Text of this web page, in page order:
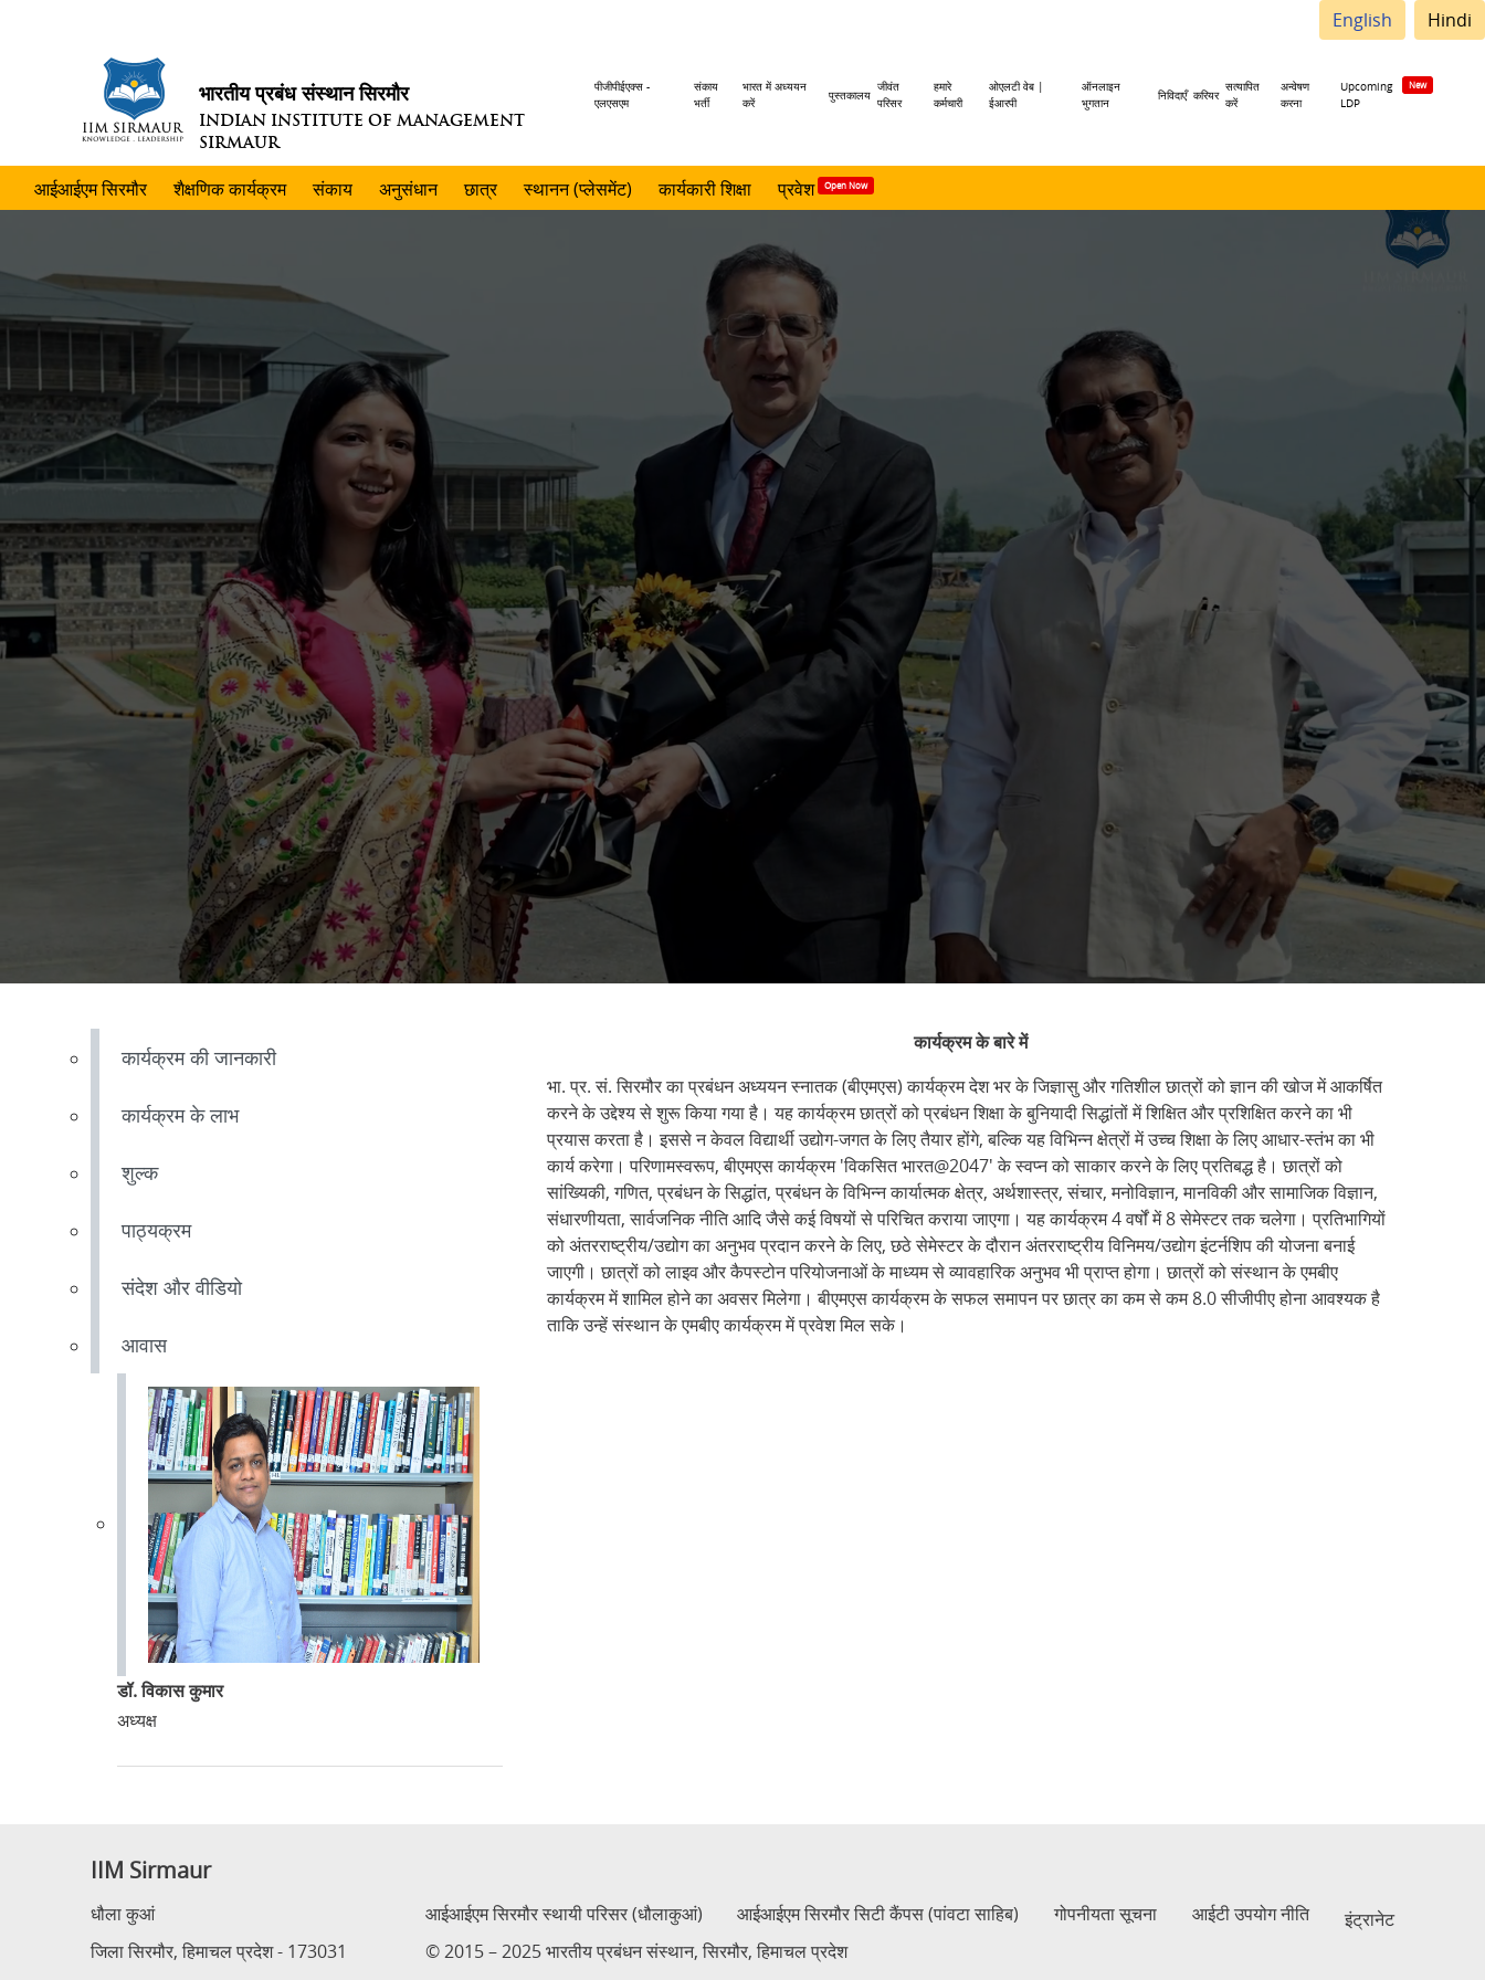
English Hindi
भारतीय प्रबंध संस्थान सिरमौर
INDIAN INSTITUTE OF MANAGEMENT
SIRMAUR
Header
पीजीपीईएक्स -
एलएसएम
संकाय
भर्ती
भारत में अध्ययन
करें
पुस्तकालय
जीवंत
परिसर
हमारे
कर्मचारी
ओएलटी वेब |
ईआरपी
ऑनलाइन
भुगतान
निविदाएँ करियर
सत्यापित
करें
अन्वेषण
करना
Upcoming
LDP
आईआईएम सिरमौर शैक्षणिक कार्यक्रम संकाय अनुसंधान छात्र स्थानन (प्लेसमेंट) कार्यकारी शिक्षा प्रवेश
कार्यक्रम की जानकारी
कार्यक्रम के लाभ
शुल्क
पाठ्यक्रम
संदेश और वीडियो
आवास
डॉ. विकास कुमार
अध्यक्ष
कार्यक्रम के बारे में
भा. प्र. सं. सिरमौर का प्रबंधन अध्ययन स्नातक (बीएमएस) कार्यक्रम देश भर के जिज्ञासु और गतिशील छात्रों को ज्ञान की खोज में आकर्षित
करने के उद्देश्य से शुरू किया गया है। यह कार्यक्रम छात्रों को प्रबंधन शिक्षा के बुनियादी सिद्धांतों में शिक्षित और प्रशिक्षित करने का भी
प्रयास करता है। इससे न केवल विद्यार्थी उद्योग-जगत के लिए तैयार होंगे, बल्कि यह विभिन्न क्षेत्रों में उच्च शिक्षा के लिए आधार-स्तंभ का भी
कार्य करेगा। परिणामस्वरूप, बीएमएस कार्यक्रम 'विकसित भारत@2047' के स्वप्न को साकार करने के लिए प्रतिबद्ध है। छात्रों को
सांख्यिकी, गणित, प्रबंधन के सिद्धांत, प्रबंधन के विभिन्न कार्यात्मक क्षेत्र, अर्थशास्त्र, संचार, मनोविज्ञान, मानविकी और सामाजिक विज्ञान,
संधारणीयता, सार्वजनिक नीति आदि जैसे कई विषयों से परिचित कराया जाएगा। यह कार्यक्रम 4 वर्षों में 8 सेमेस्टर तक चलेगा। प्रतिभागियों
को अंतरराष्ट्रीय/उद्योग का अनुभव प्रदान करने के लिए, छठे सेमेस्टर के दौरान अंतरराष्ट्रीय विनिमय/उद्योग इंटर्नशिप की योजना बनाई
जाएगी। छात्रों को लाइव और कैपस्टोन परियोजनाओं के माध्यम से व्यावहारिक अनुभव भी प्राप्त होगा। छात्रों को संस्थान के एमबीए
कार्यक्रम में शामिल होने का अवसर मिलेगा। बीएमएस कार्यक्रम के सफल समापन पर छात्र का कम से कम 8.0 सीजीपीए होना आवश्यक है
ताकि उन्हें संस्थान के एमबीए कार्यक्रम में प्रवेश मिल सके।
IIM Sirmaur
धौला कुआं
जिला सिरमौर, हिमाचल प्रदेश - 173031
आईआईएम सिरमौर स्थायी परिसर (धौलाकुआं) आईआईएम सिरमौर सिटी कैंपस (पांवटा साहिब) गोपनीयता सूचना आईटी उपयोग नीति
इंट्रानेट
© 2015 – 2025 भारतीय प्रबंधन संस्थान, सिरमौर, हिमाचल प्रदेश